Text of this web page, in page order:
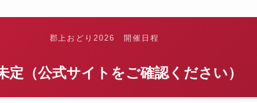
郡上おどり2026 開催日程
定（公式サイトをご確認ください）